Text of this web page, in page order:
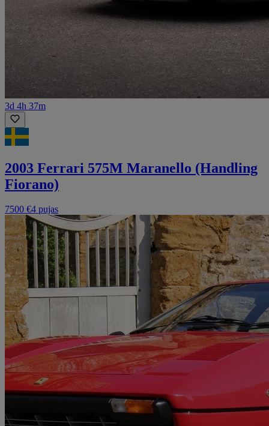
3d 4h 37m
2003 Ferrari 575M Maranello (Handling
Fiorano)
7500 €4 pujas